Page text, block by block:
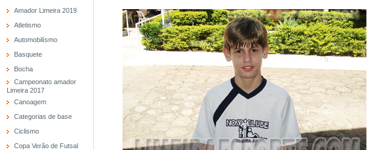
Amador Limeira 2019
Atletismo
Automobilísmo
Basquete
Bocha
Campeonato amador
Limeira 2017
Canoagem
Categorias de base
Ciclismo
Copa Verão de Futsal